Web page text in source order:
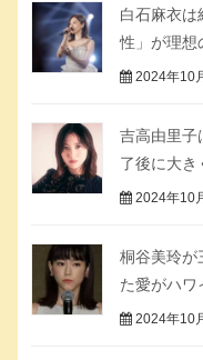
白石麻衣は
性」が理想
2024年10
吉高由里子
了後に大き
2024年10
桐谷美玲が
た愛がハワ
2024年10